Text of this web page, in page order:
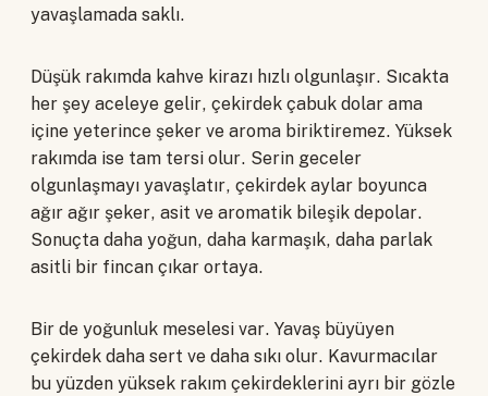
yavaşlamada saklı.
Düşük rakımda kahve kirazı hızlı olgunlaşır. Sıcakta
her şey aceleye gelir, çekirdek çabuk dolar ama
içine yeterince şeker ve aroma biriktiremez. Yüksek
rakımda ise tam tersi olur. Serin geceler
olgunlaşmayı yavaşlatır, çekirdek aylar boyunca
ağır ağır şeker, asit ve aromatik bileşik depolar.
Sonuçta daha yoğun, daha karmaşık, daha parlak
asitli bir fincan çıkar ortaya.
Bir de yoğunluk meselesi var. Yavaş büyüyen
çekirdek daha sert ve daha sıkı olur. Kavurmacılar
bu yüzden yüksek rakım çekirdeklerini ayrı bir gözle